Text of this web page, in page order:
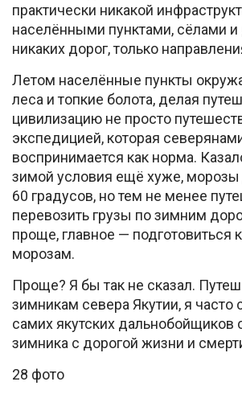
практически никакой
населёнными пунктами, сёлами
никаких дорог, только
Летом населённые пункты
леса и топкие болота, делая
цивилизацию не просто
экспедицией, которая
воспринимается как норма.
зимой условия ещё хуже, морозы
60 градусов, но тем не менее
перевозить грузы по зимним
проще, главное — подготовиться
морозам.
Проще? Я бы так не сказал.
зимникам севера Якутии, я часто
самих якутских дальнобойщиков
зимника с дорогой жизни и
28 фото